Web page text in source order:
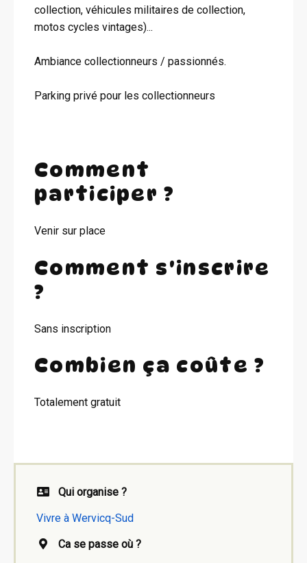
collection, véhicules militaires de collection,
motos cycles vintages)...
Ambiance collectionneurs / passionnés.
Parking privé pour les collectionneurs
Comment
participer ?
Venir sur place
Comment s'inscrire
?
Sans inscription
Combien ça coûte ?
Totalement gratuit
Qui organise ?
Vivre à Wervicq-Sud
Ca se passe où ?